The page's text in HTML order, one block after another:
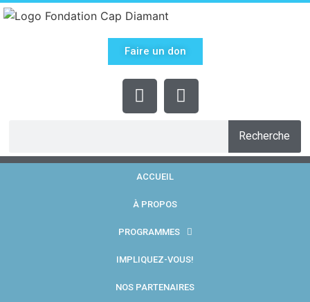
Faire un don
Recherche
ACCUEIL
À PROPOS
PROGRAMMES
IMPLIQUEZ-VOUS!
NOS PARTENAIRES